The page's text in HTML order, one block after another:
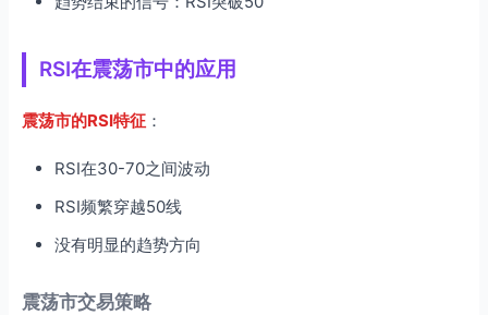
RSI在震荡市中的应用
震荡市的RSI特征 ：
RSI在30-70之间波动
RSI频繁穿越50线
没有明显的趋势方向
震荡市交易策略